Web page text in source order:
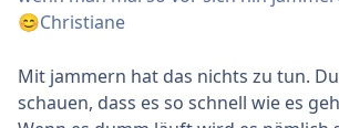
😊Christiane
Mit jammern hat das nichts zu tun.
schauen, dass es so schnell wie es